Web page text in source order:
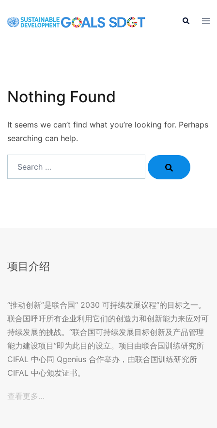
Search
Nothing Found
It seems we can’t find what you’re looking for. Perhaps
searching can help.
项目介绍
“推动创新”是联合国“ 2030 可持续发展议程”的目标之一。
联合国呼吁所有企业利用它们的创造力和创新能力来应对可
持续发展的挑战。“联合国可持续发展目标创新及产品管理
能力建设项目”即为此目的设立。项目由联合国训练研究所
CIFAL 中心同 Qgenius 合作举办，由联合国训练研究所
CIFAL 中心颁发证书。
查看更多…